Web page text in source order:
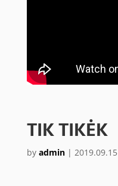
TIK TIKĖK
by admin| 2019.09.15